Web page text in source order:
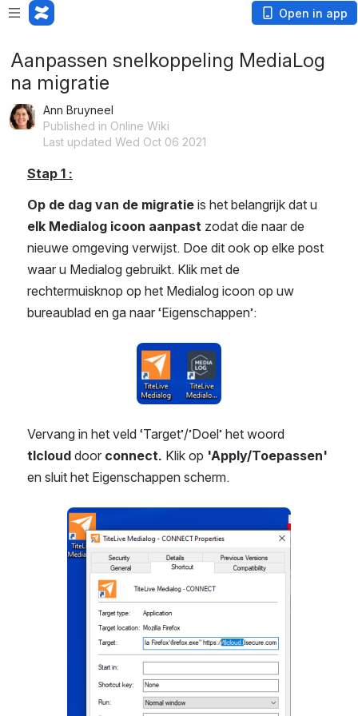
Open in app
Aanpassen snelkoppeling MediaLog
na migratie
Ann Bruyneel
Published in Online Wiki
Last updated Wed Oct 06 2021
Stap 1 :
Op de dag van de migratie is het belangrijk dat u
elk Medialog icoon aanpast zodat die naar de
nieuwe omgeving verwijst. Doe dit ook op elke post
waar u Medialog gebruikt. Klik met de
rechtermuisknop op het Medialog icoon op uw
bureaublad en ga naar ‘Eigenschappen’:
Open
tlcloud door connect. Klik op
en sluit het Eigenschappen scherm.
Open